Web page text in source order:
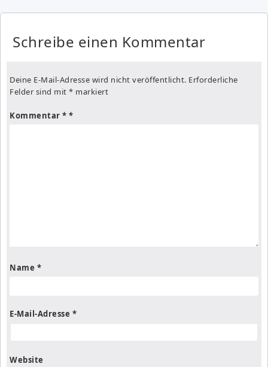
Schreibe einen Kommentar
Deine E-Mail-Adresse wird nicht veröffentlicht. Erforderliche
Felder sind mit * markiert
Kommentar *
Name *
E-Mail-Adresse *
Website